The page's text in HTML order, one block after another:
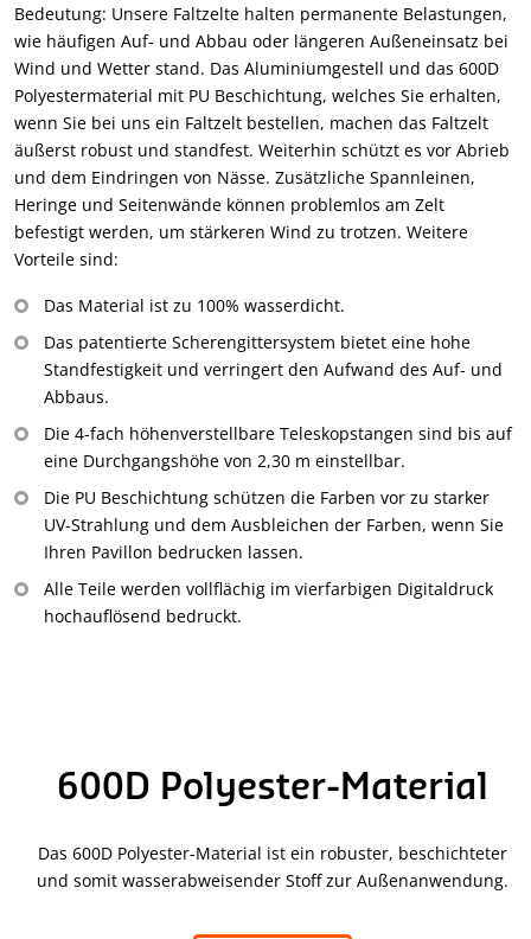
Bedeutung: Unsere Faltzelte halten permanente Belastungen,
wie häufigen Auf- und Abbau oder längeren Außeneinsatz bei
Wind und Wetter stand. Das Aluminiumgestell und das 600D
Polyestermaterial mit PU Beschichtung, welches Sie erhalten,
wenn Sie bei uns ein Faltzelt bestellen, machen das Faltzelt
äußerst robust und standfest. Weiterhin schützt es vor Abrieb
und dem Eindringen von Nässe. Zusätzliche Spannleinen,
Heringe und Seitenwände können problemlos am Zelt
befestigt werden, um stärkeren Wind zu trotzen. Weitere
Vorteile sind:
Das Material ist zu 100% wasserdicht.
Das patentierte Scherengittersystem bietet eine hohe
Standfestigkeit und verringert den Aufwand des Auf- und
Abbaus.
Die 4-fach höhenverstellbare Teleskopstangen sind bis auf
eine Durchgangshöhe von 2,30 m einstellbar.
Die PU Beschichtung schützen die Farben vor zu starker
UV-Strahlung und dem Ausbleichen der Farben, wenn Sie
Ihren Pavillon bedrucken lassen.
Alle Teile werden vollflächig im vierfarbigen Digitaldruck
hochauflösend bedruckt.
600D Polyester-Material
Das 600D Polyester-Material ist ein robuster, beschichteter
und somit wasserabweisender Stoff zur Außenanwendung.